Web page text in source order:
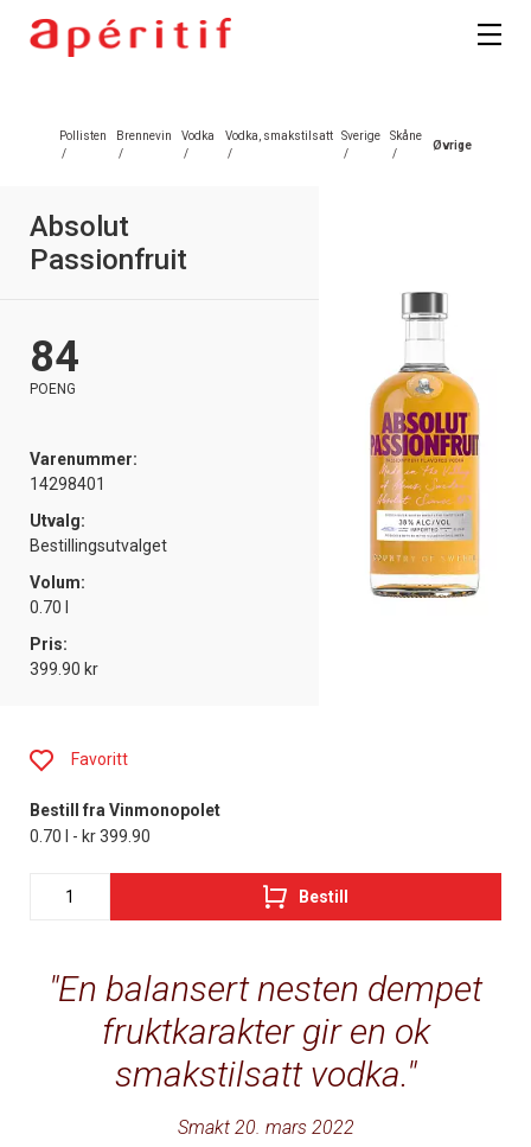
Pollisten
/
Brennevin
/
Vodka
/
Vodka, smakstilsatt
/
Sverige
/
Skåne
/
Øvrige
Absolut
Passionfruit
84
POENG
Varenummer:
14298401
Utvalg:
Bestillingsutvalget
Volum:
0.70 l
Pris:
399.90 kr
En balansert nesten dempet
fruktkarakter gir en ok
smakstilsatt vodka.
Smakt 20. mars 2022
Favoritt
Bestill fra Vinmonopolet
0.70 l - kr 399.90
Bestill